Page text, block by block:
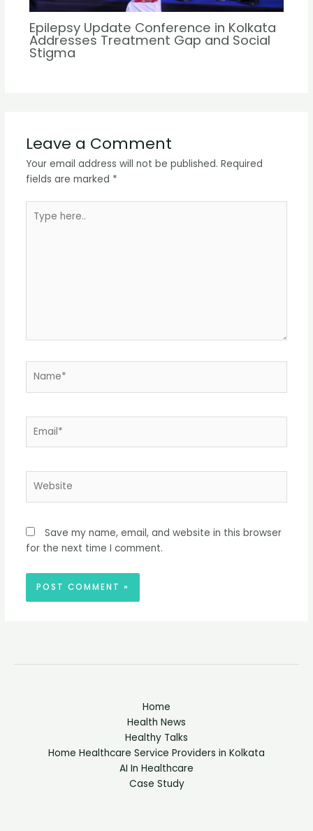
Epilepsy Update Conference in Kolkata
Addresses Treatment Gap and Social
Stigma
Leave a Comment
Your email address will not be published. Required
fields are marked *
here..
Save my name, email, and website in this browser
for the next time I comment.
Home
Health News
Healthy Talks
Home Healthcare Service Providers in Kolkata
AI In Healthcare
Case Study